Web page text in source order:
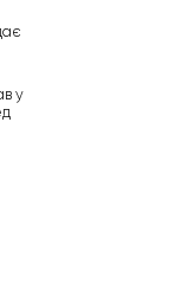
у